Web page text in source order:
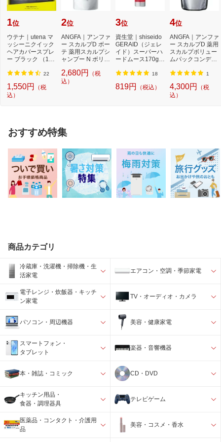
1位
ウテナ｜utena マ
ッシーニクイック
ヘアカバースプレ
ー ブラック （140
22
1,550円
（税
込）
2位
ANGFA｜アンファ
ー スカルプD ボー
テ 薬用スカルプシ
ャンプー N ボリュ
2,680円
（税
込）
3位
資生堂｜shiseido
GERAID（ジェレ
イド）スーパーハ
ードムース170g
ー...
18
819円 （税込）
4位
ANGFA｜アンファ
ー スカルプD 薬用
スカルプボリュー
ムパックコンディ
1
4,300円
（税
込）
おすすめ特集
商品カテゴリ
冷蔵庫・洗濯機・掃除機・生
活家電
エアコン・空調・季節家電
電子レンジ・炊飯器・キッチ
ン家電
TV・オーディオ・カメラ
パソコン・周辺機器 美容・健康家電
スマートフォン・
タブレット
楽器・音響機器
本・雑誌・コミック CD・DVD
キッチン用品・
食器・調理器具
テレビゲーム
医薬品・コンタクト・介護用
品
美容・コスメ・香水